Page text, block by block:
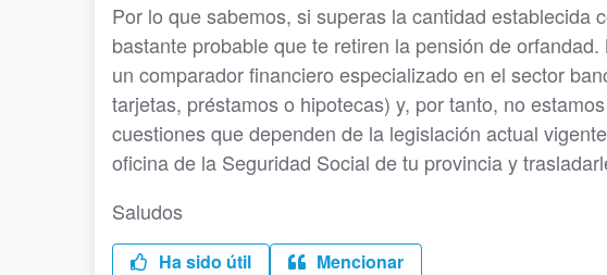
Por lo que sabemos, si superas la cantidad establecida
bastante probable que te retiren la pensión de
un comparador financiero especializado en el sector
tarjetas, préstamos o hipotecas) y, por tanto, no
cuestiones que dependen de la legislación actual
oficina de la Seguridad Social de tu provincia y
Saludos
Ha sido útil Mencionar